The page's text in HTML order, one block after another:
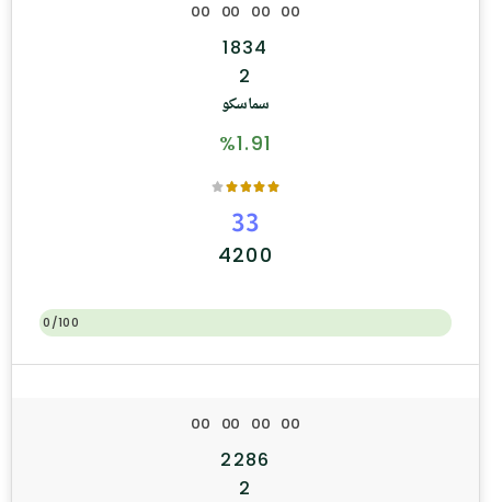
سماسكو
%1.91
33
4200
0/100
00 00 00 00
1834
2
00 00 00 00
2286
2